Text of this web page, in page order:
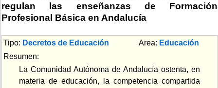
regulan las enseñanzas de Formación
Profesional Básica en Andalucía
Tipo: Decretos de Educación Area: Educación
Resumen:
La Comunidad Autónoma de Andalucía ostenta, en
materia de educación, la competencia compartida